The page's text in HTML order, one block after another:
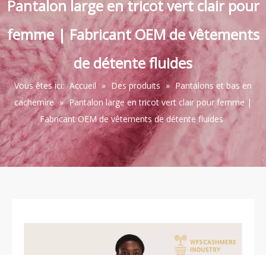
Pantalon large en tricot vert clair pour
femme | Fabricant OEM de vêtements
de détente fluides
Vous êtes ici: Accueil » Des produits » Pantalons et bas en
cachemire » Pantalon large en tricot vert clair pour femme |
Fabricant OEM de vêtements de détente fluides